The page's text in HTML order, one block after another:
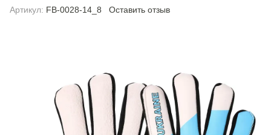
Артикул: FB-0028-14_8 Оставить отзыв